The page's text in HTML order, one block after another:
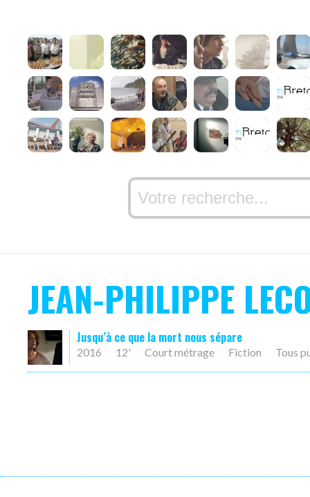
JEAN-PHILIPPE
Jusqu’à ce que la mort nous sépare
2016 12' Court métrage Fiction Tous